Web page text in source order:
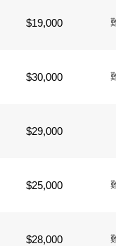
$19,000
$30,000
$29,000
$25,000
$28,000